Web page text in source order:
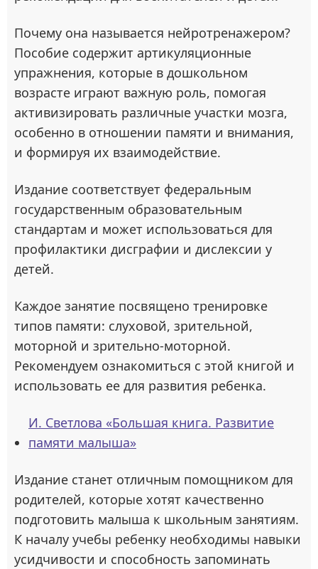
Почему она называется нейротренажером?
Пособие содержит артикуляционные
упражнения, которые в дошкольном
возрасте играют важную роль, помогая
активизировать различные участки мозга,
особенно в отношении памяти и внимания,
и формируя их взаимодействие.
Издание соответствует федеральным
государственным образовательным
стандартам и может использоваться для
профилактики дисграфии и дислексии у
детей.
Каждое занятие посвящено тренировке
типов памяти: слуховой, зрительной,
моторной и зрительно-моторной.
Рекомендуем ознакомиться с этой книгой и
использовать ее для развития ребенка.
И. Светлова «Большая книга. Развитие
памяти малыша»
Издание станет отличным помощником для
родителей, которые хотят качественно
подготовить малыша к школьным занятиям.
К началу учебы ребенку необходимы навыки
усидчивости и способность запоминать